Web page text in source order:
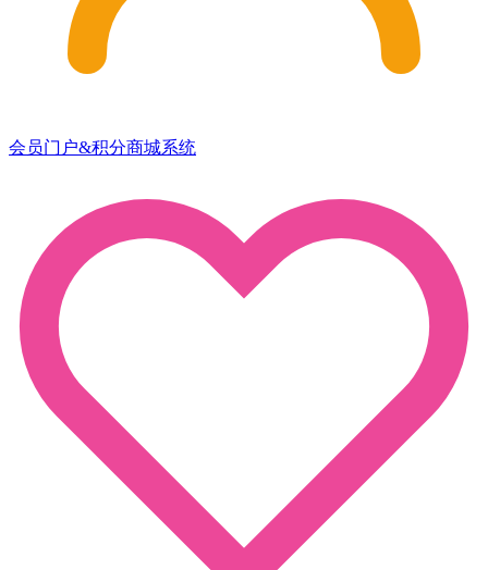
会员门户&积分商城系统